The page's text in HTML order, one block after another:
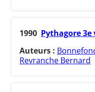
1990 Pythagore 3e
Auteurs :
Revranche Bernard